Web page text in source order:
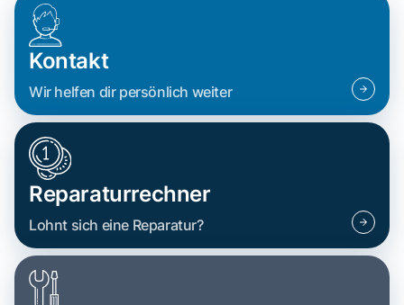
Kontakt
Wir helfen dir persönlich weiter
Reparaturrechner
Lohnt sich eine Reparatur?